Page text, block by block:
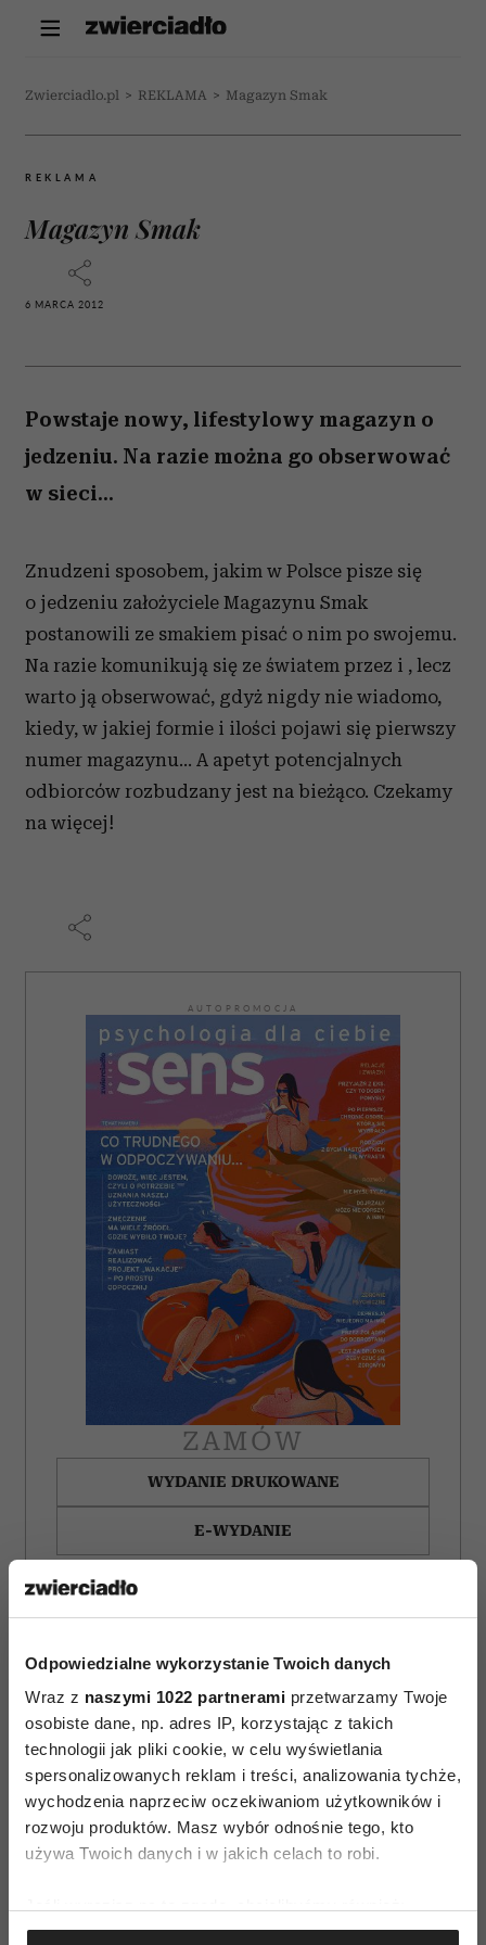
Odpowiedzialne wykorzystanie Twoich danych
Wraz z naszymi 1022 partnerami przetwarzamy Twoje
osobiste dane, np. adres IP, korzystając z takich
technologii jak pliki cookie, w celu wyświetlania
spersonalizowanych reklam i treści, analizowania tychże,
wychodzenia naprzeciw oczekiwaniom użytkowników i
rozwoju produktów. Masz wybór odnośnie tego, kto
używa Twoich danych i w jakich celach to robi.
Gromadzić dane dotyczące Twojej lokalizacji
Zwierciadlo.pl > REKLAMA > Magazyn Smak
REKLAMA
Magazyn Smak
6 MARCA 2012
Powstaje nowy, lifestylowy magazyn o
jedzeniu. Na razie można go obserwować
w sieci...
Znudzeni sposobem, jakim w Polsce pisze się
o jedzeniu założyciele Magazynu Smak
postanowili ze smakiem pisać o nim po swojemu.
Na razie komunikują się ze światem przez i , lecz
warto ją obserwować, gdyż nigdy nie wiadomo,
kiedy, w jakiej formie i ilości pojawi się pierwszy
numer magazynu... A apetyt potencjalnych
odbiorców rozbudzany jest na bieżąco. Czekamy
na więcej!
AUTOPROMOCJA
ZAMÓW
WYDANIE DRUKOWANE
E-WYDANIE